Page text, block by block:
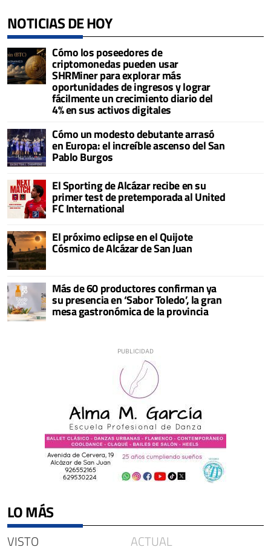
NOTICIAS DE HOY
Cómo los poseedores de
criptomonedas pueden usar
SHRMiner para explorar más
oportunidades de ingresos y lograr
fácilmente un crecimiento diario del
4% en sus activos digitales
Cómo un modesto debutante arrasó
en Europa: el increíble ascenso del San
Pablo Burgos
El Sporting de Alcázar recibe en su
primer test de pretemporada al United
FC International
El próximo eclipse en el Quijote
Cósmico de Alcázar de San Juan
Más de 60 productores confirman ya
su presencia en ‘Sabor Toledo’, la gran
mesa gastronómica de la provincia
LO MÁS
VISTO ACTUAL